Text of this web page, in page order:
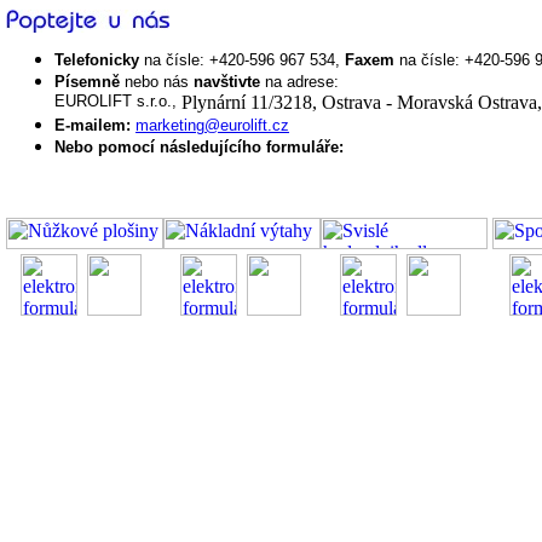
Telefonicky na čísle: +420-596 967 534, Faxem na čísle: +420-596
Písemně nebo nás navštivte na adrese:
EUROLIFT s.r.o., Plynární 11/3218, Ostrava - Moravská
E-mailem: marketing@eurolift.cz
Nebo pomocí následujícího formuláře: